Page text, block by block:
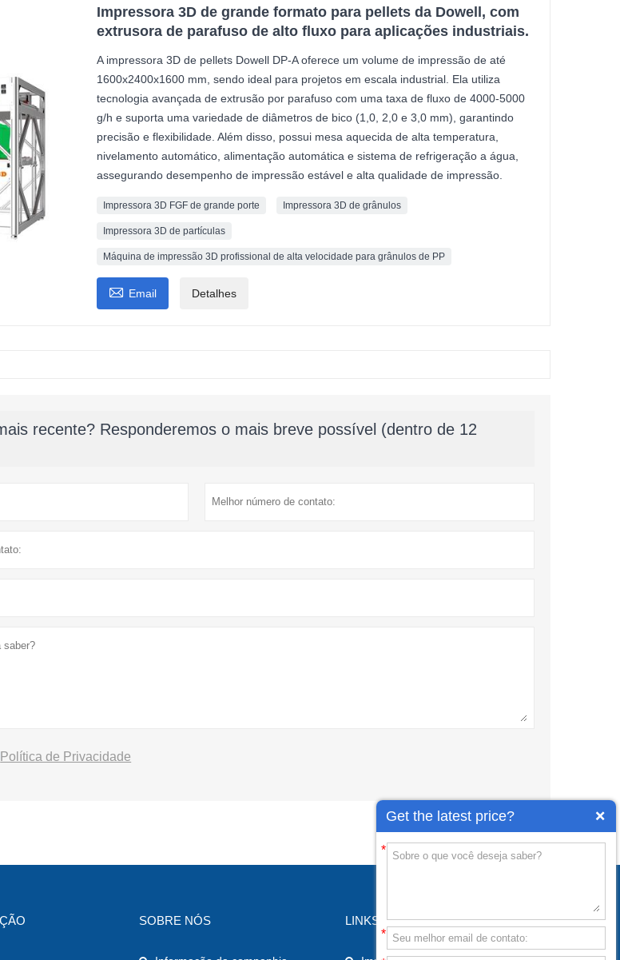
Get the latest price?
*
*
Impressora 3D de grande formato para pellets da Dowell, com
extrusora de parafuso de alto fluxo para aplicações industriais.
A impressora 3D de pellets Dowell DP-A oferece um volume de impressão de até
1600x2400x1600 mm, sendo ideal para projetos em escala industrial. Ela utiliza
tecnologia avançada de extrusão por parafuso com uma taxa de fluxo de 4000-5000
g/h e suporta uma variedade de diâmetros de bico (1,0, 2,0 e 3,0 mm), garantindo
precisão e flexibilidade. Além disso, possui mesa aquecida de alta temperatura,
nivelamento automático, alimentação automática e sistema de refrigeração a água,
assegurando desempenho de impressão estável e alta qualidade de impressão.
Impressora 3D FGF de grande porte Impressora 3D de grânulos
Impressora 3D de partículas
Máquina de impressão 3D profissional de alta velocidade para grânulos de PP
 Email Detalhes
recente? Responderemos o mais breve possível (dentro de 12
Política de Privacidade
SOBRE NÓS LINKS